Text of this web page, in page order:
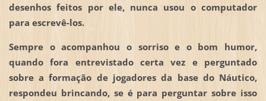
desenhos feitos por ele, nunca usou o computador
para escrevê-los.
Sempre o acompanhou o sorriso e o bom humor,
quando fora entrevistado certa vez e perguntado
sobre a formação de jogadores da base do Náutico,
respondeu brincando, se é para perguntar sobre isso